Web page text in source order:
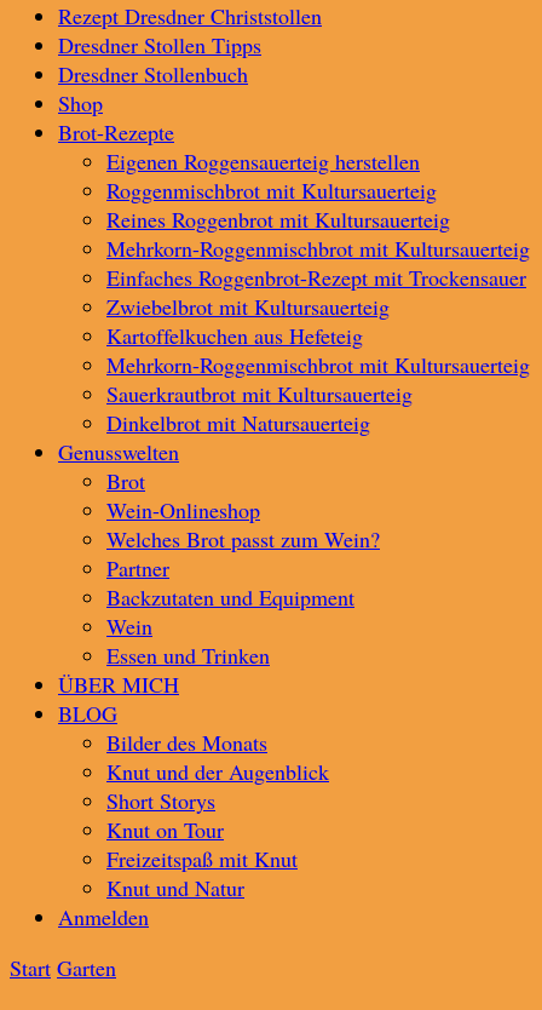
Rezept Dresdner Christstollen
Dresdner Stollen Tipps
Dresdner Stollenbuch
Shop
Brot-Rezepte
Eigenen Roggensauerteig herstellen
Roggenmischbrot mit Kultursauerteig
Reines Roggenbrot mit Kultursauerteig
Mehrkorn-Roggenmischbrot mit Kultursauerteig
Einfaches Roggenbrot-Rezept mit Trockensauer
Zwiebelbrot mit Kultursauerteig
Kartoffelkuchen aus Hefeteig
Mehrkorn-Roggenmischbrot mit Kultursauerteig
Sauerkrautbrot mit Kultursauerteig
Dinkelbrot mit Natursauerteig
Genusswelten
Brot
Wein-Onlineshop
Welches Brot passt zum Wein?
Partner
Backzutaten und Equipment
Wein
Essen und Trinken
ÜBER MICH
BLOG
Bilder des Monats
Knut und der Augenblick
Short Storys
Knut on Tour
Freizeitspaß mit Knut
Knut und Natur
Anmelden
Start Garten